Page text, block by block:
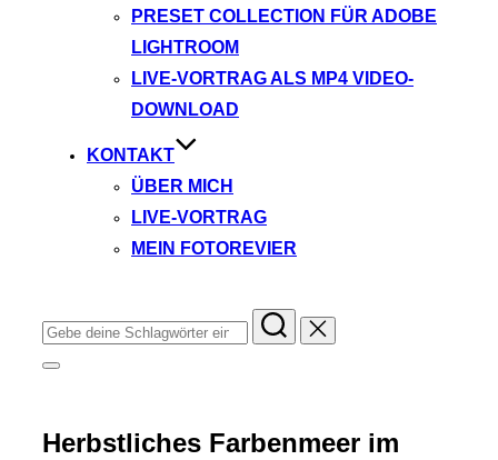
PRESET COLLECTION FÜR ADOBE
LIGHTROOM
LIVE-VORTRAG ALS MP4 VIDEO-
DOWNLOAD
KONTAKT
ÜBER MICH
LIVE-VORTRAG
MEIN FOTOREVIER
Suchen
nach:
Seitenleiste
Herbstliches Farbenmeer im